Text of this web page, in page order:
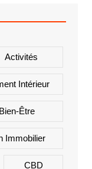
Activités
Intérieur
Bien-Être
Immobilier
CBD